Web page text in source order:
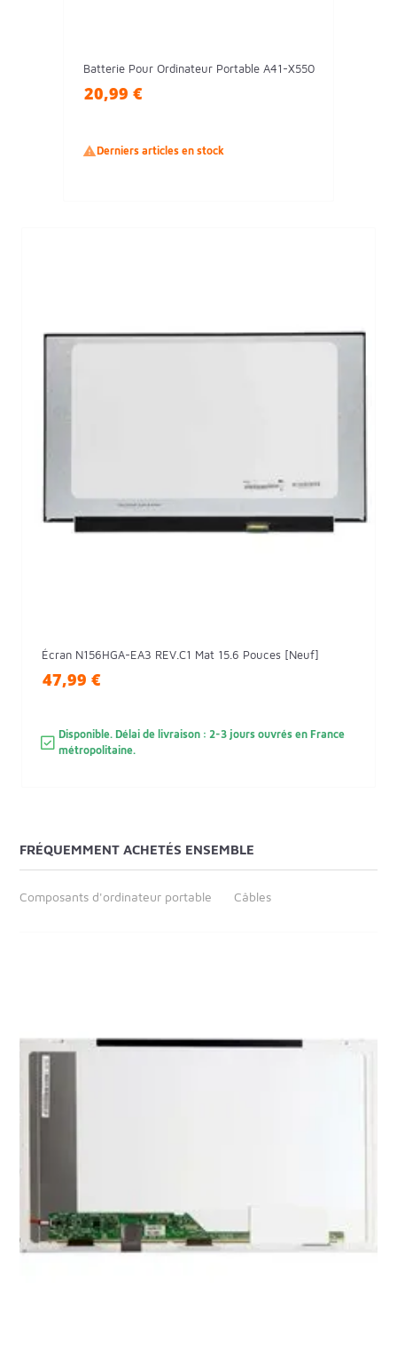
Batterie Pour Ordinateur Portable A41-X550
20,99 €
Derniers articles en stock
Écran N156HGA-EA3 REV.C1 Mat 15.6 Pouces [Neuf]
47,99 €
Disponible. Délai de livraison : 2-3 jours ouvrés en France
métropolitaine.
FRÉQUEMMENT ACHETÉS ENSEMBLE
Composants d'ordinateur portable Câbles